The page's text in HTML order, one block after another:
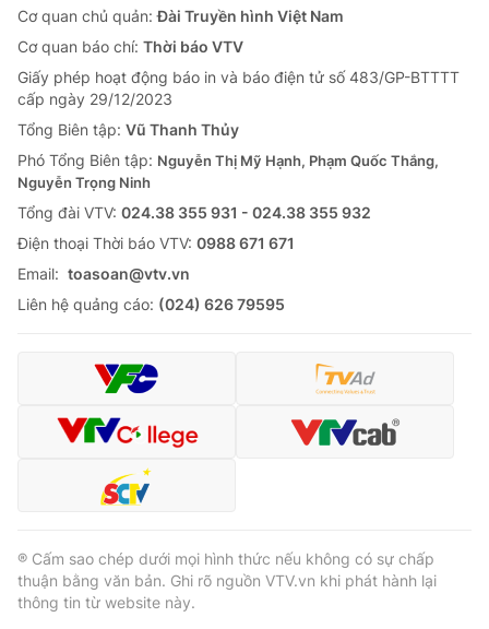
Giải sao mai
Sao
Làm đẹp
Chất lượng cuộc sống
Giáo dục
Tuyển sinh
Học trực tuyến
Công nghệ
Hitech Công nghệ tương lai
Sản phẩm
Thị trường
Tư vấn
Giao lưu trực tuyến
Lịch phát sóng
Chuyên mục khác
Infographic
Shorts video
VTV Sức khoẻ Bất động sản
Cơ quan chủ quản:Đài Truyền hình Việt Nam
Cơ quan báo chí: Thời báo VTV
Giấy phép hoạt động báo in và báo điện tử số 483/GP-BTTTT
cấp ngày 29/12/2023
Tổng Biên tập: Vũ Thanh Thủy
Phó Tổng Biên tập: Nguyễn Thị Mỹ Hạnh, Phạm Quốc Thắng,
Nguyễn Trọng Ninh
Tổng đài VTV: 024.38 355 931 - 024.38 355 932
Ðiện thoại Thời báo VTV: 0988 671 671
Email: toasoan@vtv.vn
Liên hệ quảng cáo: (024) 626 79595
® Cấm sao chép dưới mọi hình thức nếu không có sự chấp
thuận bằng văn bản. Ghi rõ nguồn VTV.vn khi phát hành lại
thông tin từ website này.